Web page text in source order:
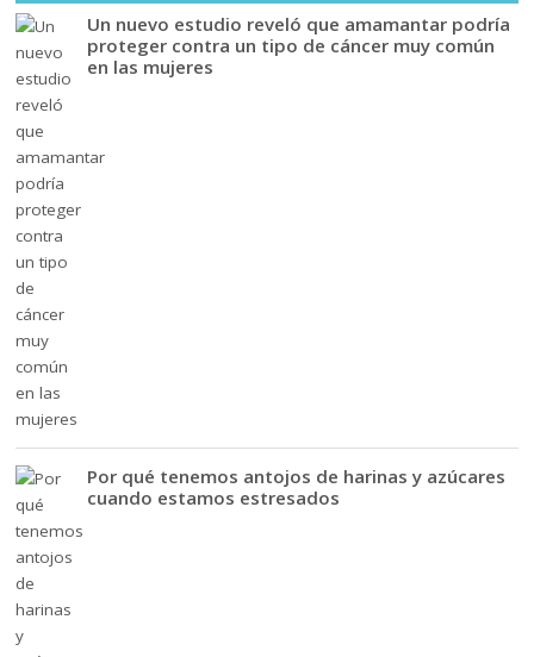
Un nuevo estudio reveló que amamantar podría
proteger contra un tipo de cáncer muy común
en las mujeres
Por qué tenemos antojos de harinas y azúcares
cuando estamos estresados